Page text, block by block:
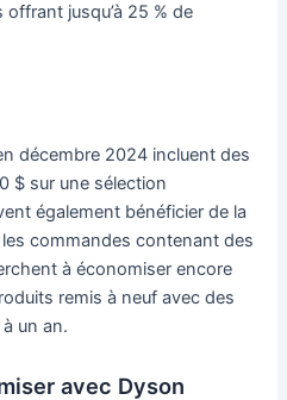
offrant jusqu’à 25 % de
décembre 2024 incluent des
$ sur une sélection
également bénéficier de la
commandes contenant des
à économiser encore
remis à neuf avec des
un an.
avec Dyson